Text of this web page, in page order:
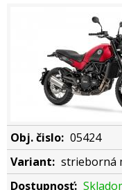
05424
strieborná